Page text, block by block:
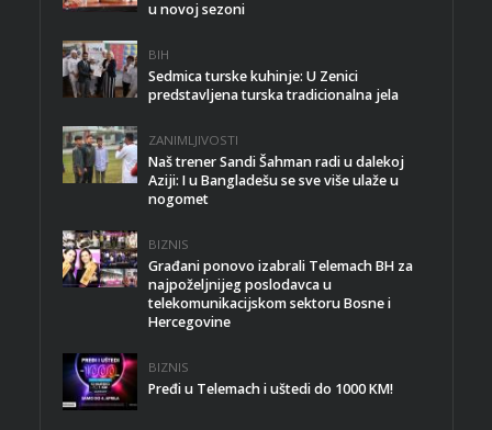
u novoj sezoni
BIH
Sedmica turske kuhinje: U Zenici
predstavljena turska tradicionalna jela
ZANIMLJIVOSTI
Naš trener Sandi Šahman radi u dalekoj
Aziji: I u Bangladešu se sve više ulaže u
nogomet
BIZNIS
Građani ponovo izabrali Telemach BH za
najpoželjnijeg poslodavca u
telekomunikacijskom sektoru Bosne i
Hercegovine
BIZNIS
Pređi u Telemach i uštedi do 1000 KM!